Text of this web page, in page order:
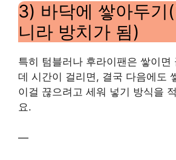
3) 바닥에 쌓아두기
니라 방치가 됨)
특히 텀블러나 후라이팬은 쌓이면
데 시간이 걸리면, 결국 다음에도
이걸 끊으려고 세워 넣기 방식을
요.
—